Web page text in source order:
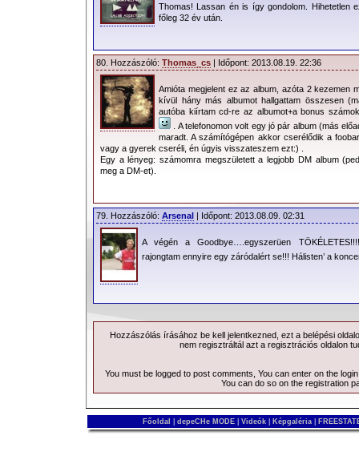
Thomas! Lassan én is így gondolom. Hihetetlen
főleg 32 év után.
80. Hozzászóló: Thomas_cs | Időpont: 2013.08.19. 22:36
Amióta megjelent ez az album, azóta 2 kezemen
kívül hány más albumot hallgattam összesen
autóba kiírtam cd-re az albumot+a bonus
. A telefonomon volt egy jó pár album (más
maradt. A számítógépen akkor cserélődik a
vagy a gyerek cseréli, én úgyis visszateszem ezt:) .
Egy a lényeg: számomra megszületett a legjobb DM album
meg a DM-et).
79. Hozzászóló: Arsenal | Időpont: 2013.08.09. 02:31
A végén a Goodbye….egyszerüen
rajongtam ennyire egy záródalért se!!! Hálisten’ a
Hozzászólás írásához be kell jelentkezned, ezt a belépési
nem regisztráltál azt a regisztrációs oldalon
You must be logged to post comments, You can enter on the
You can do so on the registration
Főoldal depeCHe MODE Videók Képgaléria